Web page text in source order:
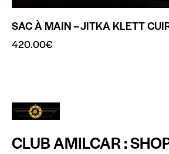
SAC À MAIN – JITKA KLETT
420.00€
CLUB AMILCAR :